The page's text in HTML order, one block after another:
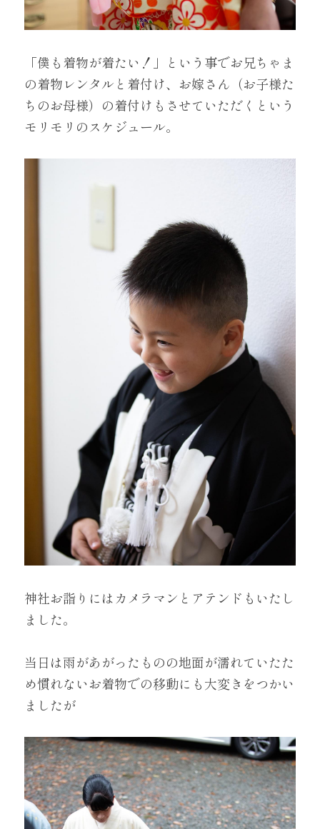
「僕も着物が着たい！」という事でお兄ちゃま
の着物レンタルと着付け、お嫁さん（お子様た
ちのお母様）の着付けもさせていただくという
モリモリのスケジュール。
神社お詣りにはカメラマンとアテンドもいたし
ました。
当日は雨があがったものの地面が濡れていたた
め慣れないお着物での移動にも大変きをつかい
ましたが